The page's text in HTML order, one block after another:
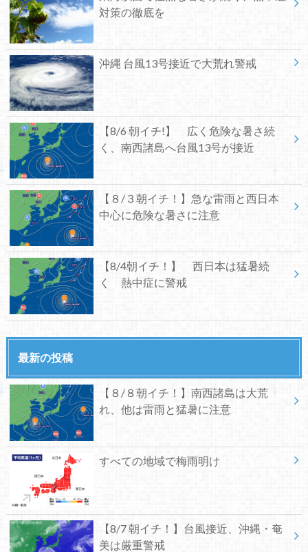
対策の徹底を
沖縄 台風13号接近で大荒れ警戒
【8/6 朝イチ!】 広く危険な暑さ続
く、南西諸島へ台風13号が接近
【８/３朝イチ！】急な雷雨と西日本
中心に危険な暑さに注意
【8/4朝イチ！】 西日本は猛暑続
く 熱中症に警戒
最新の投稿
【８/８朝イチ！】南西諸島は大荒
れ、他は雷雨と猛暑に注意
すべての地域で梅雨明け
【8/7 朝イチ！】台風接近、沖縄・奄
美は厳重警戒